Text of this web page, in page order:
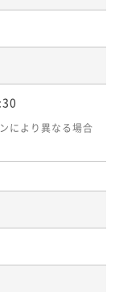
により異なる場合